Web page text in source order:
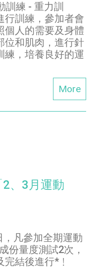
訓練 - 重力訓
行訓練，參加者會
個人的需要及身體
位和肌肉，進行針
練，培養良好的運
More
、3月運動
凡參加全期運動
份量度測試2次，
結後進行*﹗